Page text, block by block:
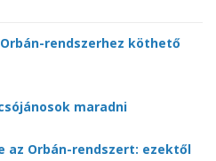
rendszerhez köthető
maradni
az Orbán-rendszert: ezektől